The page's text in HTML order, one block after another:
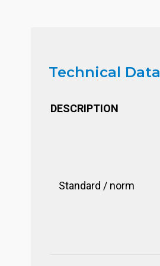
Technical Data
DESCRIPTION
Standard / norm